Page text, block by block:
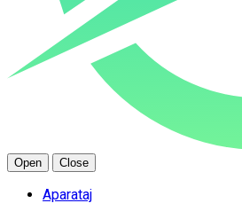
Open Close
Aparataj